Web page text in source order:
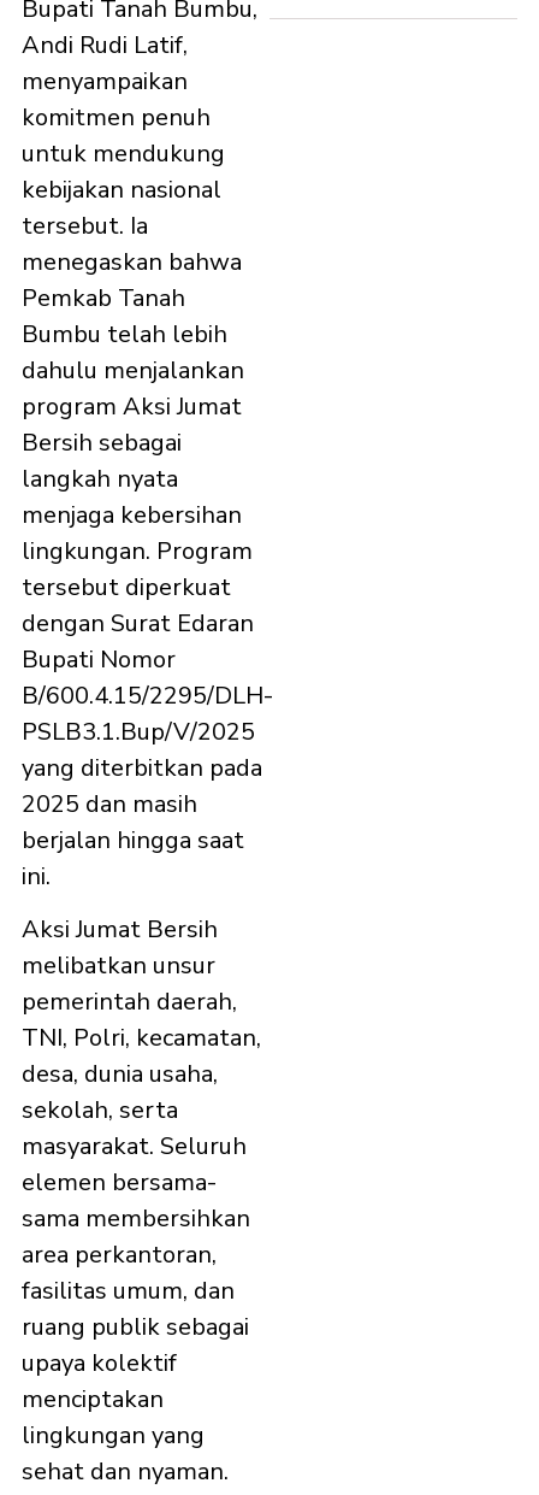
Bupati Tanah Bumbu,
Andi Rudi Latif,
menyampaikan
komitmen penuh
untuk mendukung
kebijakan nasional
tersebut. Ia
menegaskan bahwa
Pemkab Tanah
Bumbu telah lebih
dahulu menjalankan
program Aksi Jumat
Bersih sebagai
langkah nyata
menjaga kebersihan
lingkungan. Program
tersebut diperkuat
dengan Surat Edaran
Bupati Nomor
B/600.4.15/2295/DLH-
PSLB3.1.Bup/V/2025
yang diterbitkan pada
2025 dan masih
berjalan hingga saat
ini.
Aksi Jumat Bersih
melibatkan unsur
pemerintah daerah,
TNI, Polri, kecamatan,
desa, dunia usaha,
sekolah, serta
masyarakat. Seluruh
elemen bersama-
sama membersihkan
area perkantoran,
fasilitas umum, dan
ruang publik sebagai
upaya kolektif
menciptakan
lingkungan yang
sehat dan nyaman.